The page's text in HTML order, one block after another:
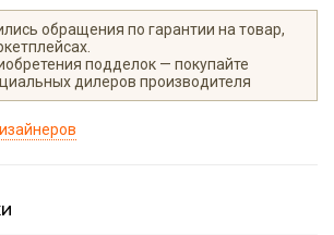
обращения по гарантии на товар,
подделок — покупайте
дилеров производителя